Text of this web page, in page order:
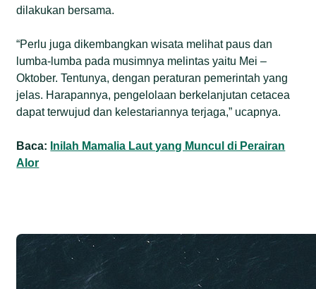
dilakukan bersama.
“Perlu juga dikembangkan wisata melihat paus dan
lumba-lumba pada musimnya melintas yaitu Mei –
Oktober. Tentunya, dengan peraturan pemerintah yang
jelas. Harapannya, pengelolaan berkelanjutan cetacea
dapat terwujud dan kelestariannya terjaga,” ucapnya.
Baca: Inilah Mamalia Laut yang Muncul di Perairan
Alor